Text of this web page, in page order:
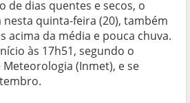
de dias quentes e secos, o
quinta-feira (20), também
acima da média e pouca chuva.
às 17h51, segundo o
(Inmet), e se